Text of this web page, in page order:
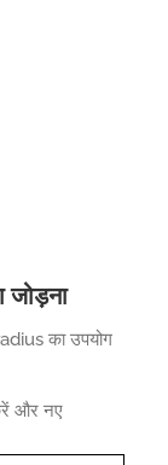
जोड़ना
का उपयोग
और नए